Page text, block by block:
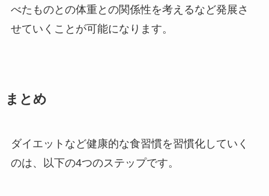
べたものとの体重との関係性を考えるなど発展さ
せていくことが可能になります。
まとめ
ダイエットなど健康的な食習慣を習慣化していく
のは、以下の4つのステップです。